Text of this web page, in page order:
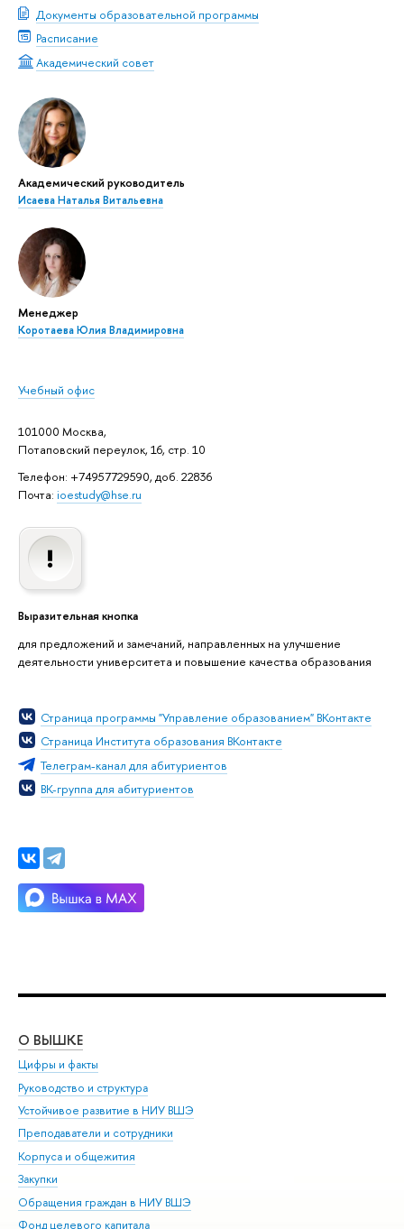
Документы образовательной программы
Расписание
Академический совет
Академический руководитель
Исаева Наталья Витальевна
Менеджер
Коротаева Юлия Владимировна
Учебный офис
101000 Москва,
Потаповский переулок, 16, стр. 10
Телефон: +74957729590, доб. 22836
Почта: ioestudy@hse.ru
Выразительная кнопка
для предложений и замечаний, направленных на улучшение
деятельности университета и повышение качества образования
Страница программы "Управление образованием" ВКонтакте
Страница Института образования ВКонтакте
Телеграм-канал для абитуриентов
ВК-группа для абитуриентов
О ВЫШКЕ
Цифры и факты
Руководство и структура
Устойчивое развитие в НИУ ВШЭ
Преподаватели и сотрудники
Корпуса и общежития
Закупки
Обращения граждан в НИУ ВШЭ
Фонд целевого капитала